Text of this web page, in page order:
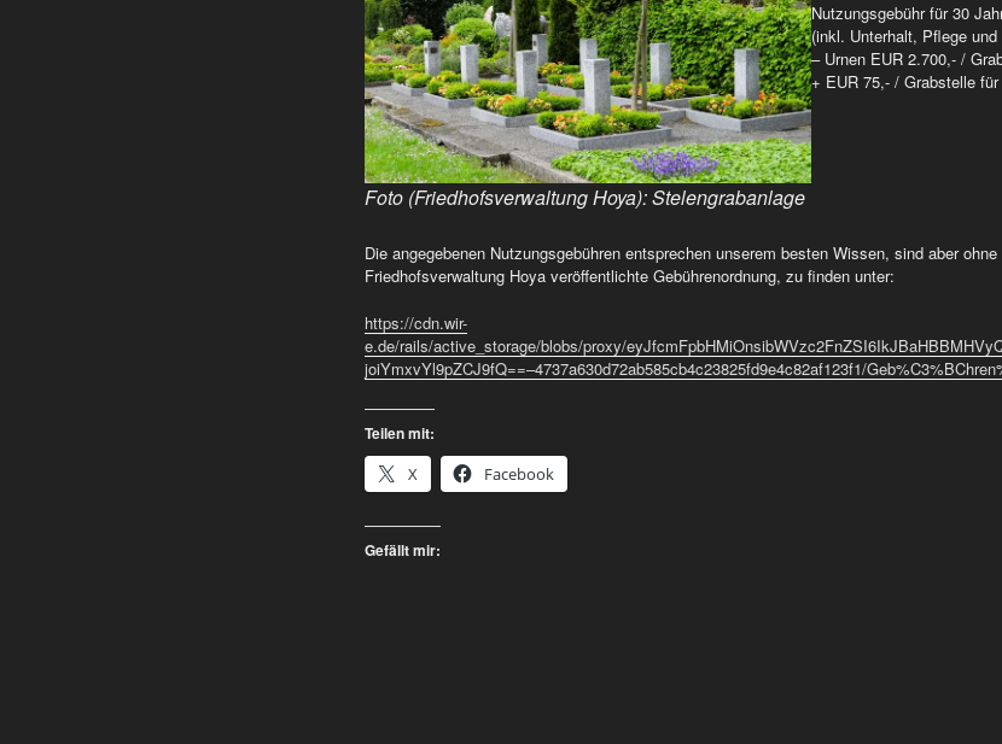
Foto (Friedhofsverwaltung Hoya): Stelengrabanlage
Nutzungsgebühr für 30
(inkl. Unterhalt, Pflege
– Urnen EUR 2.700,- /
+ EUR 75,- / Grabstelle
Die angegebenen Nutzungsgebühren entsprechen unserem besten Wissen, sind aber
Friedhofsverwaltung Hoya veröffentlichte Gebührenordnung, zu finden unter:
https://cdn.wir-
e.de/rails/active_storage/blobs/proxy/
joiYmxvYl9pZCJ9fQ==–4737a630d72ab585cb4c23825fd9e4c82af123f1/
Teilen mit:
X
Facebook
Gefällt mir: